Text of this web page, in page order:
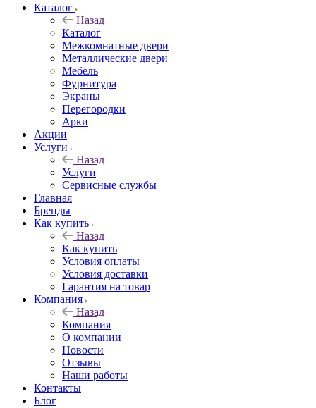
Каталог
Назад
Каталог
Межкомнатные двери
Металлические двери
Мебель
Фурнитура
Экраны
Перегородки
Арки
Акции
Услуги
Назад
Услуги
Сервисные службы
Главная
Бренды
Как купить
Назад
Как купить
Условия оплаты
Условия доставки
Гарантия на товар
Компания
Назад
Компания
О компании
Новости
Отзывы
Наши работы
Контакты
Блог